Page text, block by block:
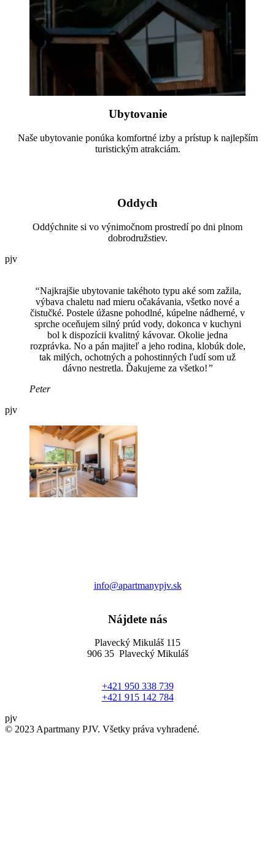
Ubytovanie
Naše ubytovanie ponúka komfortné izby a prístup k najlepším
turistickým atrakciám.
Oddych
Oddýchnite si vo výnimočnom prostredí po dni plnom
dobrodružstiev.
pjv
“Najkrajšie ubytovanie takéhoto typu aké som zažila,
výbava chaletu nad mieru očakávania, všetko nové a
čistučké. Postele úžasne pohodlné, kúpelne nádherné, v
sprche oceňujem silný prúd vody, dokonca v kuchyni
bol k dispozícii kvalitný kávovar. Okolie jedna
rozprávka. No a pán majiteľ a jeho rodina, klobúk dole,
tak milých, ochotných a pohostinných ľudí som už
dávno nestretla. Ďakujeme za všetko!”
Peter
pjv
info@apartmanypjv.sk
Nájdete nás
Plavecký Mikuláš 115
906 35 Plavecký Mikuláš
+421 950 338 739
+421 915 142 784
pjv
© 2023 Apartmany PJV. Všetky práva vyhradené.